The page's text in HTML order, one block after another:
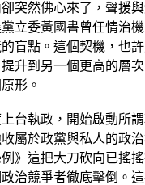
卻突然佛心來了，聲援
立委黃國書曾任情治
盲點。這個契機，也
升到另一個更高的層
形。
台執政，開始啟動所
屬於政黨與私人的政
》這把大刀砍向已搖
治競爭者徹底擊倒。